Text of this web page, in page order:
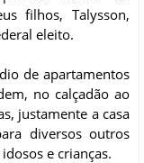
filhos, Talysson,
eleito.
de apartamentos
no calçadão ao
justamente a casa
diversos outros
e crianças.